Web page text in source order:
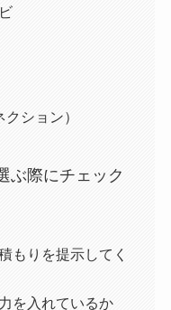
ション）
ぶ際にチェック
もりを提示してく
を入れているか